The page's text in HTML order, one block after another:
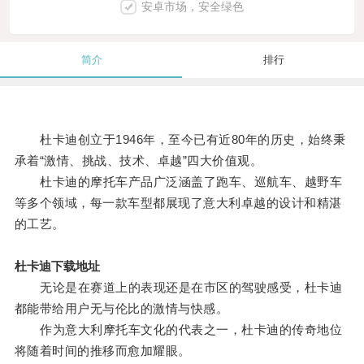
安卓市场，安全绿色
简介 排行
杜卡迪创立于1946年，至今已有近80年的历史，始终秉
承着“激情、挑战、技术、卓越”四大价值观。
杜卡迪的摩托车产品广泛涵盖了跑车、巡航车、越野车
等多个领域，每一款车型都展现了意大利卓越的设计和精湛
的工艺。
杜卡迪下载地址
无论是在赛道上的表现还是在市区的驾驶感受，杜卡迪
都能带给用户无与伦比的激情与快感。
作为意大利摩托车文化的代表之一，杜卡迪的传奇地位
将随着时间的推移而愈加耀眼。